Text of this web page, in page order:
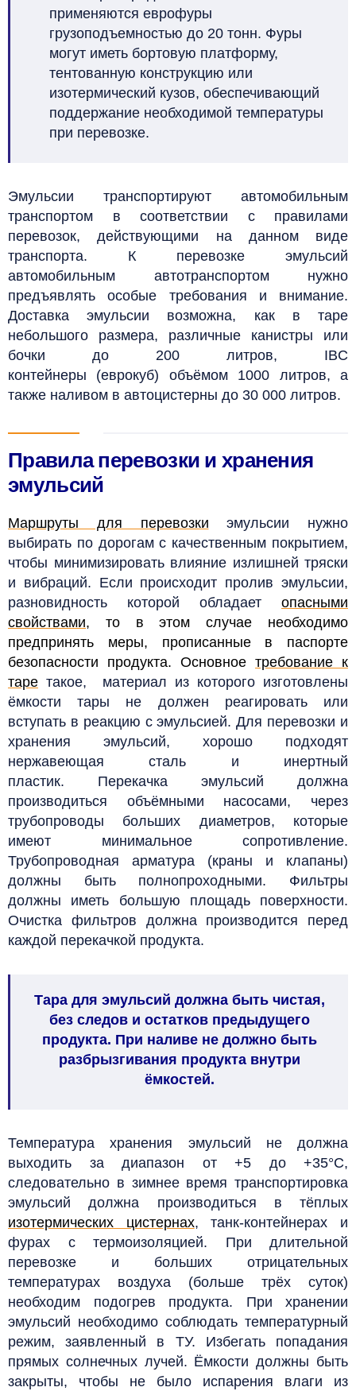
применяются еврофуры
грузоподъемностью до 20 тонн. Фуры
могут иметь бортовую платформу,
тентованную конструкцию или
изотермический кузов, обеспечивающий
поддержание необходимой температуры
при перевозке.
Эмульсии транспортируют автомобильным
транспортом в соответствии с правилами
перевозок, действующими на данном виде
транспорта. К перевозке эмульсий
автомобильным автотранспортом нужно
предъявлять особые требования и внимание.
Доставка эмульсии возможна, как в таре
небольшого размера, различные канистры или
бочки до 200 литров, IBC
контейнеры (еврокуб) объёмом 1000 литров, а
также наливом в автоцистерны до 30 000 литров.
Правила перевозки и хранения
эмульсий
Маршруты для перевозки эмульсии нужно
выбирать по дорогам с качественным покрытием,
чтобы минимизировать влияние излишней тряски
и вибраций. Если происходит пролив эмульсии,
разновидность которой обладает
опасными
свойствами, то в этом случае необходимо
предпринять меры, прописанные в паспорте
безопасности продукта. Основное требование к
таре такое, материал из которого изготовлены
ёмкости тары не должен реагировать или
вступать в реакцию с эмульсией. Для перевозки и
хранения эмульсий, хорошо подходят
нержавеющая сталь и инертный
пластик. Перекачка эмульсий должна
производиться объёмными насосами, через
трубопроводы больших диаметров, которые
имеют минимальное сопротивление.
Трубопроводная арматура (краны и клапаны)
должны быть полнопроходными. Фильтры
должны иметь большую площадь поверхности.
Очистка фильтров должна производится перед
каждой перекачкой продукта.
Тара для эмульсий должна быть чистая,
без следов и остатков предыдущего
продукта. При наливе не должно быть
разбрызгивания продукта внутри
ёмкостей.
Температура хранения эмульсий не должна
выходить за диапазон от +5 до +35°C,
следовательно в зимнее время транспортировка
эмульсий должна производиться в тёплых
изотермических цистернах, танк-контейнерах и
фурах с термоизоляцией. При длительной
перевозке и больших отрицательных
температурах воздуха (больше трёх суток)
необходим подогрев продукта. При хранении
эмульсий необходимо соблюдать температурный
режим, заявленный в ТУ. Избегать попадания
прямых солнечных лучей. Ёмкости должны быть
закрыты, чтобы не было испарения влаги из